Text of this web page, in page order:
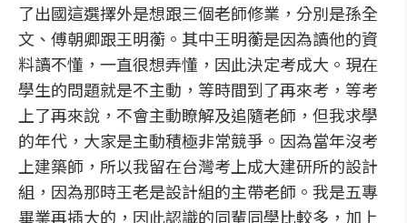
了出國這選擇外是想跟三個老師修業，分別是孫全
文、傅朝卿跟王明蘅。其中王明蘅是因為讀他的資
料讀不懂，一直很想弄懂，因此決定考成大。現在
學生的問題就是不主動，等時間到了再來考，等考
上了再來說，不會主動瞭解及追隨老師，但我求學
的年代，大家是主動積極非常競爭。因為當年沒考
上建築師，所以我留在台灣考上成大建研所的設計
組，因為那時王老是設計組的主帶老師。我是五專
畢業再插大的，因此認識的同輩同學比較多，加上